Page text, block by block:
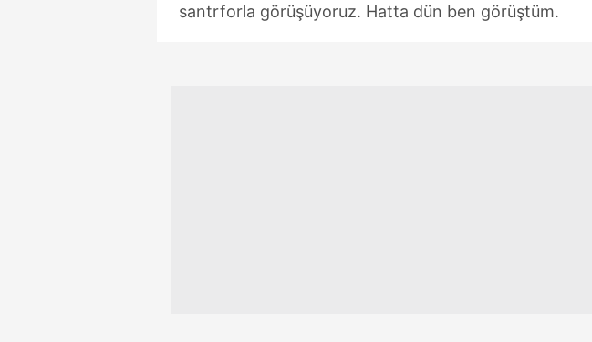
santrforla görüşüyoruz. Hatta dün ben görüştüm.